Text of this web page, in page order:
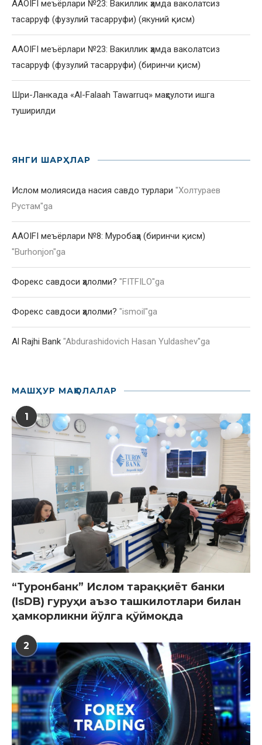
AAOIFI меъёрлари №23: Вакиллик ҳамда ваколатсиз
тасарруф (фузулий тасарруфи) (якуний қисм)
AAOIFI меъёрлари №23: Вакиллик ҳамда ваколатсиз
тасарруф (фузулий тасарруфи) (биринчи қисм)
Шри-Ланкада «Al-Falaah Tawarruq» маҳсулоти ишга
туширилди
ЯНГИ ШАРҲЛАР
Ислом молиясида насия савдо турлари "Холтураев
Рустам"ga
AAOIFI меъёрлари №8: Муробаҳа (биринчи қисм)
"Burhonjon"ga
Форекс савдоси ҳалолми? "FITFILO"ga
Форекс савдоси ҳалолми? "ismoil "ga
Al Rajhi Bank "Abdurashidovich Hasan Yuldashev"ga
МАШҲУР МАҚОЛАЛАР
1
“Туронбанк” Ислом тараққиёт банки
(IsDB) гуруҳи аъзо ташкилотлари билан
ҳамкорликни йўлга қўймоқда
2